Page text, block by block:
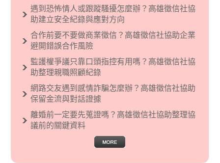
義傾向的人，通常對於自己的國家和民族有超強
烈的卓越感，因而瞧不起其他國家的人，所以沙
現了男性沙文…
遇到恐怖情人或跟蹤騷擾怎麼辦？高雄徵信社協
助建立安全紀錄與應對方向
合作前要不要做商業徵信？高雄徵信社協助企業
避開錯誤合作風險
監護權爭議只靠口頭指控有用嗎？高雄徵信社協
助整理親職照顧紀錄
網路交友遇到感情詐騙怎麼辦？高雄徵信社協助
保留金流與對話證據
離婚前一定要先蒐證嗎？高雄徵信社協助整理協
議前的關鍵資料